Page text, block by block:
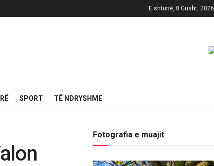
E shtunë, 8 Gusht, 2026
SPORT TË NDRYSHME
Fotografia e muajit